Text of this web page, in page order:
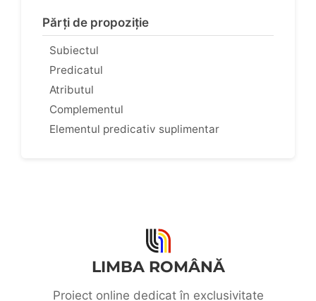
Părți de propoziție
Subiectul
Predicatul
Atributul
Complementul
Elementul predicativ suplimentar
LIMBA ROMÂNĂ
Proiect online dedicat în exclusivitate